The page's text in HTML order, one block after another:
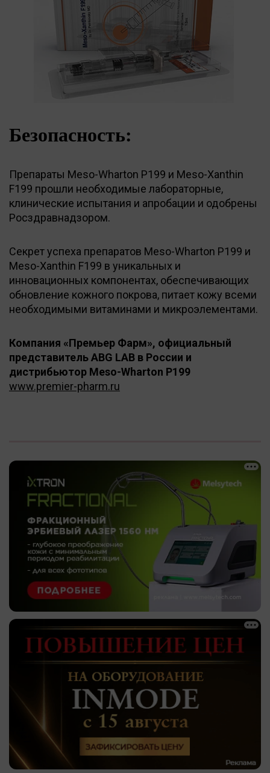
Безопасность:
Препараты Meso-Wharton P199 и Meso-Xanthin
F199 прошли необходимые лабораторные,
клинические испытания и апробации и одобрены
Росздравнадзором.
Секрет успеха препаратов Meso-Wharton P199 и
Meso-Xanthin F199 в уникальных и
инновационных компонентах, обеспечивающих
обновление кожного покрова, питает кожу всеми
необходимыми витаминами и микроэлементами.
Компания «Премьер Фарм», официальный
представитель ABG LAB в России и
дистрибьютор Meso-Wharton P199
www.premier-pharm.ru